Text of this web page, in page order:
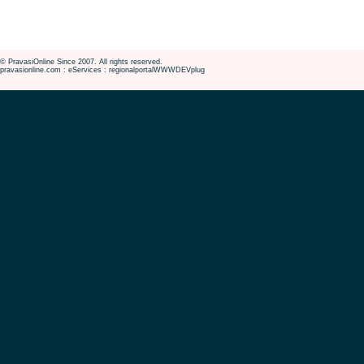
© PravasiOnline Since 2007. All rights reserved.
pravasionline.com : eServices : regionalportalWWWDEVplug